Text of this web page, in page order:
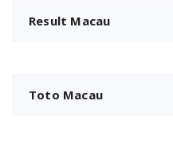
Result Macau
Toto Macau